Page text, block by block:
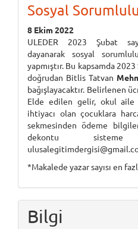
Sosyal
8 Ekim 2022
ULEDER 2023 Şubat
dayanarak sosyal
yapmıştır. Bu kapsamda
doğrudan Bitlis Tatvan
bağışlayacaktır. Belirlenen
Elde edilen gelir, okul aile
ihtiyacı olan çocuklara
sekmesinden ödeme
dekontu
*Makalede yazar sayısı en
Bilgi